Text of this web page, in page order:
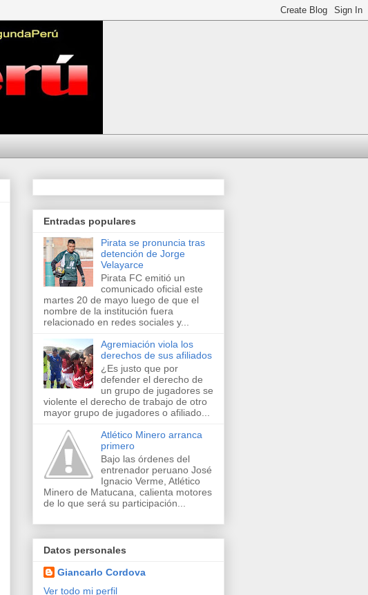
Entradas populares
Pirata se pronuncia tras
detención de Jorge
Velayarce
Pirata FC emitió un
comunicado oficial este
martes 20 de mayo luego de que el
nombre de la institución fuera
relacionado en redes sociales y...
Agremiación viola los
derechos de sus afiliados
¿Es justo que por
defender el derecho de
un grupo de jugadores se
violente el derecho de trabajo de otro
mayor grupo de jugadores o afiliado...
Atlético Minero arranca
primero
Bajo las órdenes del
entrenador peruano José
Ignacio Verme, Atlético
Minero de Matucana, calienta motores
de lo que será su participación...
Datos personales
Giancarlo Cordova
Ver todo mi perfil